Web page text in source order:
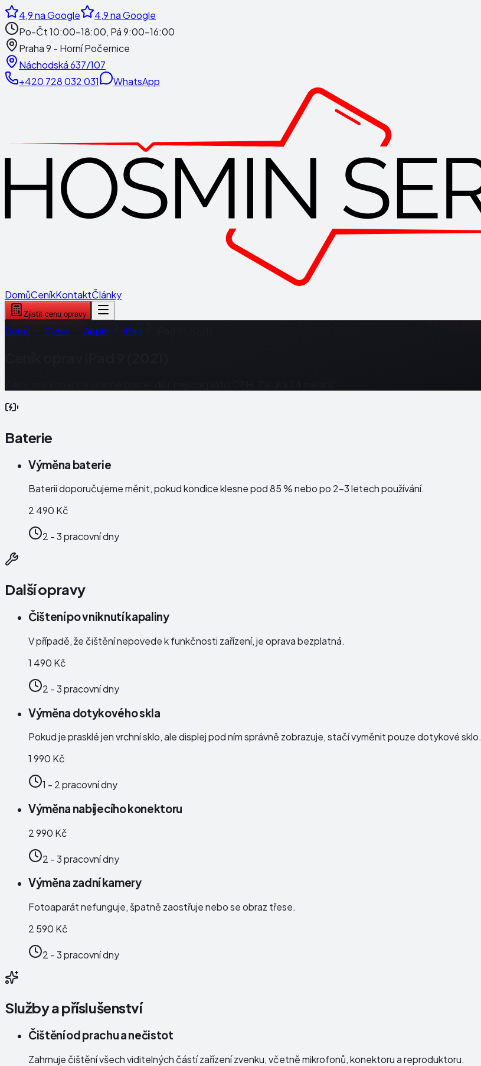
4,9na Google 4,9na Google
Po-Čt 10:00-18:00, Pá 9:00-16:00
Praha 9 - Horní Počernice
Náchodská 637/107
+420 728 032 031
WhatsApp
DomůCeníkKontaktČlánky
Zjistit cenu opravy
Domů Ceník Apple iPad
Baterie
Výměna baterie
Baterii doporučujeme měnit, pokud kondice klesne pod 85 % nebo po 2–3 letech používání.
2 490 Kč
2 - 3 pracovní dny
Další opravy
Čištení po vniknutí kapaliny
V případě, že čištění nepovede k funkčnosti zařízení, je oprava bezplatná.
1 490 Kč
2 - 3 pracovní dny
Výměna dotykového skla
Pokud je prasklé jen vrchní sklo, ale displej pod ním správně zobrazuje, stačí vyměnit pouze dotykové sklo.
1 990 Kč
1 - 2 pracovní dny
Výměna nabíjecího konektoru
2 990 Kč
2 - 3 pracovní dny
Výměna zadní kamery
Fotoaparát nefunguje, špatně zaostřuje nebo se obraz třese.
2 590 Kč
2 - 3 pracovní dny
Služby a příslušenství
Čištění od prachu a nečistot
Zahrnuje čištění všech viditelných částí zařízení zvenku, včetně mikrofonů, konektoru a reproduktoru.